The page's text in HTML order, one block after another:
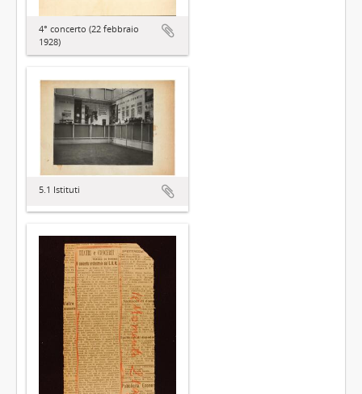
4° concerto (22 febbraio
1928)
5.1 Istituti